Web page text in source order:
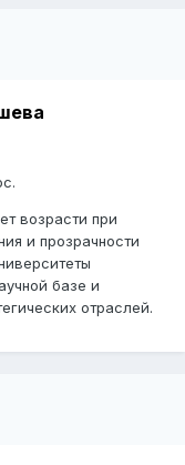
возрасти при
и прозрачности
базе и
отраслей.